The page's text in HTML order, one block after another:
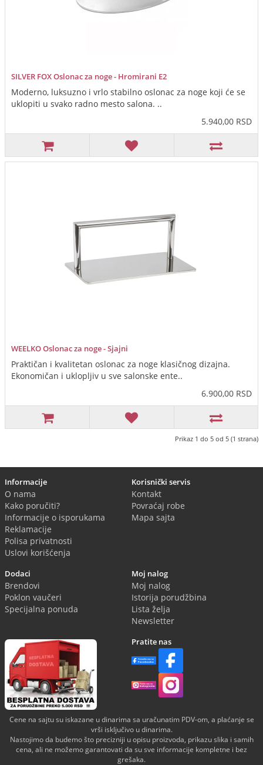
SILVER FOX Oslonac za noge - Hromirani E2
Moderno, luksuzno i vrlo stabilno oslonac za noge koji će se
uklopiti u svako radno mesto salona. ..
5.940,00 RSD
WEELKO Oslonac za noge - Sjajni
Praktičan i kvalitetan oslonac za noge klasičnog dizajna.
Ekonomičan i uklopljiv u sve salonske ente..
6.900,00 RSD
Prikaz 1 do 5 od 5 (1 strana)
Informacije
O nama
Kako poručiti?
Informacije o isporukama
Reklamacije
Polisa privatnosti
Uslovi korišćenja
Korisnički servis
Kontakt
Povraćaj robe
Mapa sajta
Dodaci
Brendovi
Poklon vaučeri
Specijalna ponuda
Moj nalog
Moj nalog
Istorija porudžbina
Lista želja
Newsletter
Pratite nas
Cene na sajtu su iskazane u dinarima sa uračunatim PDV-om, a plaćanje se
vrši isključivo u dinarima.
Nastojimo da budemo što precizniji u opisu proizvoda, prikazu slika i samih
cena, ali ne možemo garantovati da su sve informacije kompletne i bez
grešaka.